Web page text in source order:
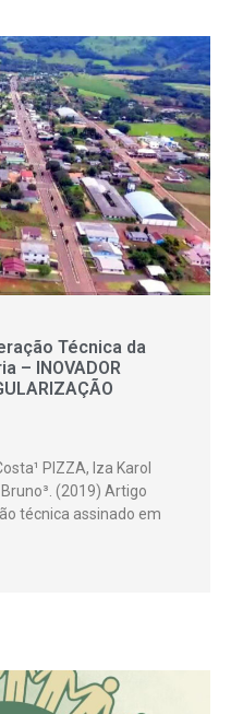
Técnica da
– INOVADOR
PIZZA, Iza Karol
(2019) Artigo
técnica assinado em